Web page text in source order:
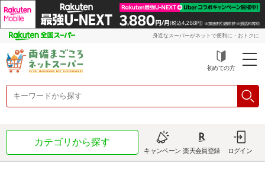
身近なスーパーがネットで便利に・おトクに
初めての方
カテゴリから探す
キャンペーン 楽天会員登録 ログイン